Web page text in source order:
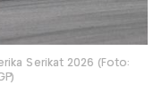
Serikat 2026 (Foto: